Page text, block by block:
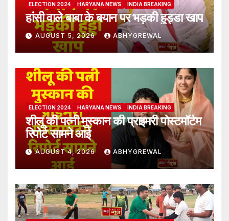
ELECTION 2024 HARYANA NEWS INDIA BREAKING
हांसी वाले बाबा के बयान पर भड़की हुड्डा खाप
AUGUST 5, 2026 ABHYGREWAL
ELECTION 2024 HARYANA NEWS INDIA BREAKING
शीलू की पत्नी मुस्कान की प्राइमरी पोस्टमॉर्टम
रिपोर्ट सामने आई
AUGUST 4, 2026 ABHYGREWAL